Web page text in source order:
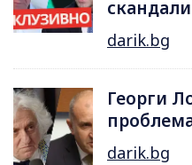
darik.bg
Георги
darik.bg